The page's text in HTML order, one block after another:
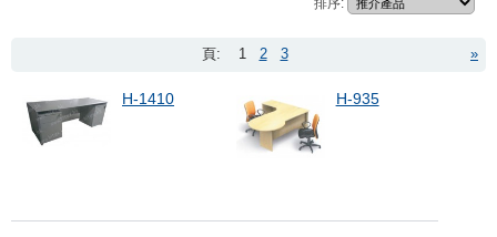
排序:
»
頁: 1 2 3
H-1410 H-935